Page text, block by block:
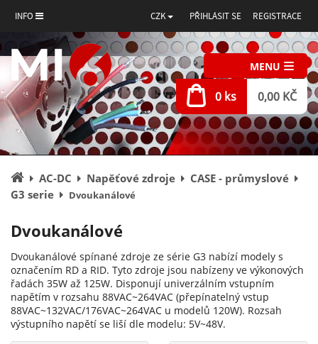
INFO CZK PŘIHLÁSIT SE REGISTRACE
MENU
0 ks 0,00 KČ
Úvodní
stránka
AC-DC Napěťové zdroje
CASE - průmyslové
G3 serie
Dvoukanálové
Dvoukanálové
Dvoukanálové spínané zdroje ze série G3 nabízí modely s
označením RD a RID. Tyto zdroje jsou nabízeny ve výkonových
řadách 35W až 125W. Disponují univerzálním vstupním
napětím v rozsahu 88VAC~264VAC (přepínatelný vstup
88VAC~132VAC/176VAC~264VAC u modelů 120W). Rozsah
výstupního napětí se liší dle modelu: 5V~48V.